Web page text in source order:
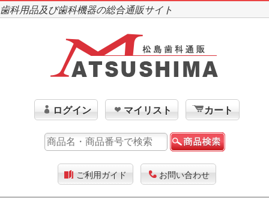
歯科用品及び歯科機器の総合通販サイト
ログイン マイリスト カート
ご利用ガイド お問い合わせ